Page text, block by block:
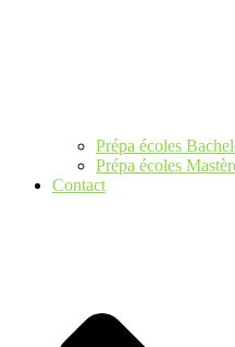
Prépa écoles
Prépa écoles
Contact